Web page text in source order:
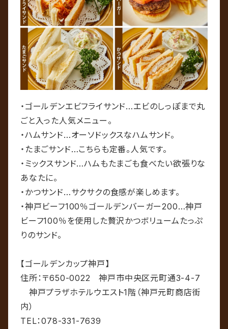
・ゴールデンエビフライサンド…エビのしっぽまで丸
ごと入った人気メニュー。
・ハムサンド…オーソドックスなハムサンド。
・たまごサンド…こちらも定番。人気です。
・ミックスサンド…ハムもたまごも食べたい欲張りな
あなたに。
・かつサンド…サクサクの食感が楽しめます。
・神戸ビーフ100％ゴールデンバーガー200…神戸
ビーフ100％を使用した贅沢かつボリュームたっぷ
りのサンド。
【ゴールデンカップ神戸】
住所：〒650-0022 神戸市中央区元町通3-4-7
神戸プラザホテルウエスト1階（神戸元町商店街
内）
TEL：078-331-7639